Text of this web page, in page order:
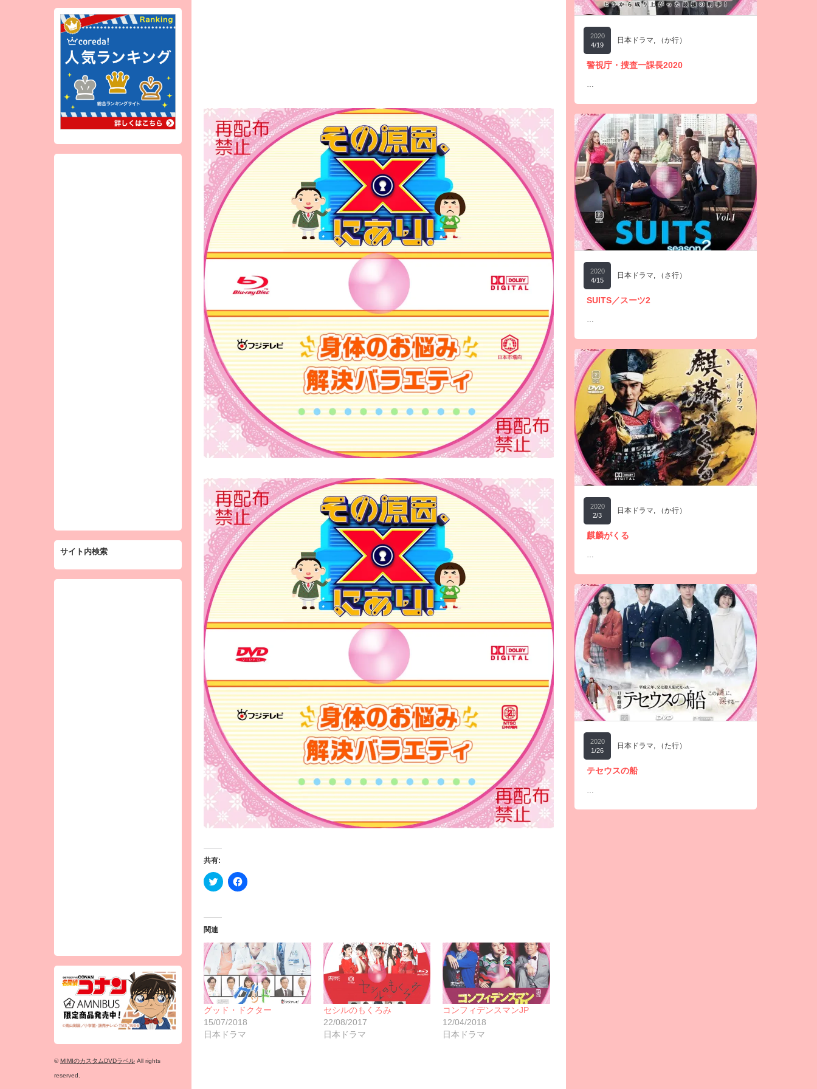
サイト内検索
©MIMIのカスタムDVDラベル All rights
reserved.
共有:
ク
リ
て
共
有
(新
し
い
ン
ド
ウ
で
開
き
Facebook
で
ク
リ
ッ
ク
し
て
く
だ
さ
い
(新
し
い
関連
グッド・ドクター
15/07/2018
日本ドラマ
セシルのもくろみ
22/08/2017
日本ドラマ
コンフィデンスマンJP
12/04/2018
日本ドラマ
2020
4/19
日本ドラマ, （か行）
警視庁・捜査一課長2020
…
2020
4/15
日本ドラマ, （さ行）
SUITS／スーツ2
…
2020
2/3
日本ドラマ, （か行）
麒麟がくる
…
2020
1/26
日本ドラマ, （た行）
テセウスの船
…